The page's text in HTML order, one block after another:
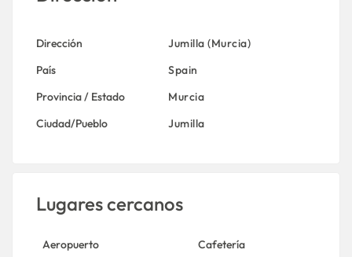
Dirección
Jumilla (Murcia)
País
Spain
Provincia / Estado
Murcia
Ciudad/Pueblo
Jumilla
Lugares cercanos
Aeropuerto
Cafetería